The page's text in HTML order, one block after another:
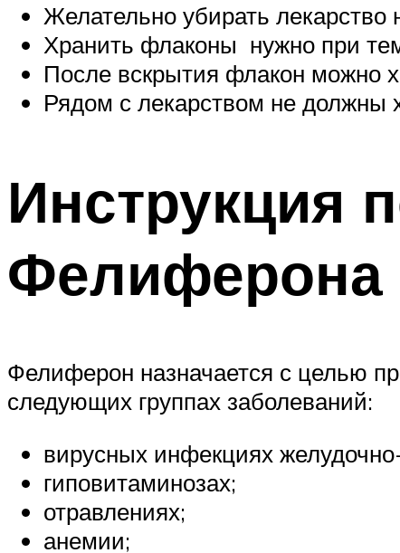
Желательно убирать
Хранить флаконы нужно при
После вскрытия флакон можно
Рядом с лекарством не должны
Инструкция
Фелиферона
Фелиферон назначается с целью
следующих группах заболеваний:
вирусных инфекциях
гиповитаминозах;
отравлениях;
анемии;